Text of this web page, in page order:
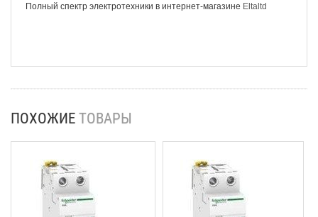
Полный спектр электротехники в интернет-магазине Eltaltd
ПОХОЖИЕ ТОВАРЫ